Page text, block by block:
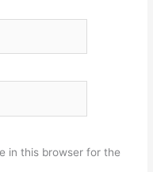
in this browser for the